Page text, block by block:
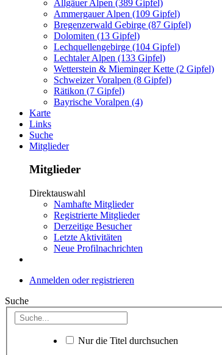
Allgäuer Alpen (389 Gipfel)
Ammergauer Alpen (109 Gipfel)
Bregenzerwald Gebirge (87 Gipfel)
Dolomiten (13 Gipfel)
Lechquellengebirge (104 Gipfel)
Lechtaler Alpen (133 Gipfel)
Wetterstein & Mieminger Kette (2 Gipfel)
Schweizer Voralpen (8 Gipfel)
Rätikon (7 Gipfel)
Bayrische Voralpen (4)
Karte
Links
Suche
Mitglieder
Mitglieder
Direktauswahl
Namhafte Mitglieder
Registrierte Mitglieder
Derzeitige Besucher
Letzte Aktivitäten
Neue Profilnachrichten
Anmelden oder registrieren
Suche
Nur die Titel durchsuchen